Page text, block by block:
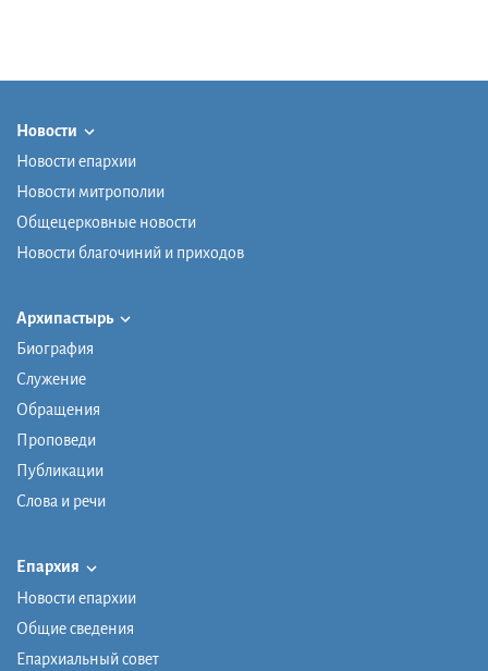
Новости
Новости епархии
Новости митрополии
Общецерковные новости
Новости благочиний и приходов
Архипастырь
Биография
Служение
Обращения
Проповеди
Публикации
Слова и речи
Епархия
Новости епархии
Общие сведения
Епархиальный совет